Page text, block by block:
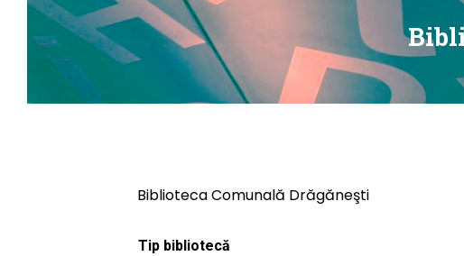
Biblioteca Comunală Drăgăneşti
Tip bibliotecă